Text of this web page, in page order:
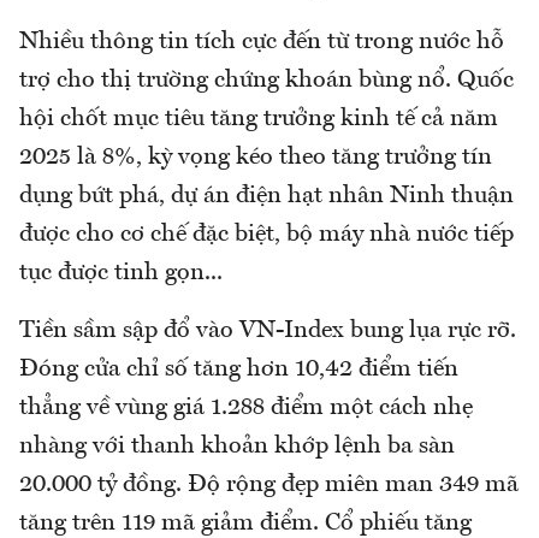
Nhiều thông tin tích cực đến từ trong nước hỗ
trợ cho thị trường chứng khoán bùng nổ. Quốc
hội chốt mục tiêu tăng trưởng kinh tế cả năm
2025 là 8%, kỳ vọng kéo theo tăng trưởng tín
dụng bứt phá, dự án điện hạt nhân Ninh thuận
được cho cơ chế đặc biệt, bộ máy nhà nước tiếp
tục được tinh gọn...
Tiền sầm sập đổ vào VN-Index bung lụa rực rỡ.
Đóng cửa chỉ số tăng hơn 10,42 điểm tiến
thẳng về vùng giá 1.288 điểm một cách nhẹ
nhàng với thanh khoản khớp lệnh ba sàn
20.000 tỷ đồng. Độ rộng đẹp miên man 349 mã
tăng trên 119 mã giảm điểm. Cổ phiếu tăng